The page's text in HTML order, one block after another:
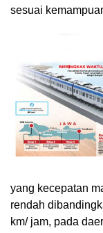
sesuai
yang kecepatan
rendah
km/ jam, pada